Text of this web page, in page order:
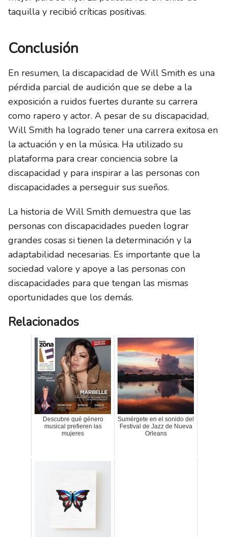
taquilla y recibió críticas positivas.
Conclusión
En resumen, la discapacidad de Will Smith es una
pérdida parcial de audición que se debe a la
exposición a ruidos fuertes durante su carrera
como rapero y actor. A pesar de su discapacidad,
Will Smith ha logrado tener una carrera exitosa en
la actuación y en la música. Ha utilizado su
plataforma para crear conciencia sobre la
discapacidad y para inspirar a las personas con
discapacidades a perseguir sus sueños.
La historia de Will Smith demuestra que las
personas con discapacidades pueden lograr
grandes cosas si tienen la determinación y la
adaptabilidad necesarias. Es importante que la
sociedad valore y apoye a las personas con
discapacidades para que tengan las mismas
oportunidades que los demás.
Relacionados
Descubre qué género
musical prefieren las
mujeres
Sumérgete en el sonido del
Festival de Jazz de Nueva
Orleans